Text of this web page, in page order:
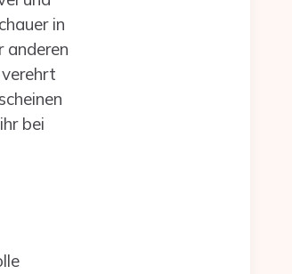
in
anderen
bei